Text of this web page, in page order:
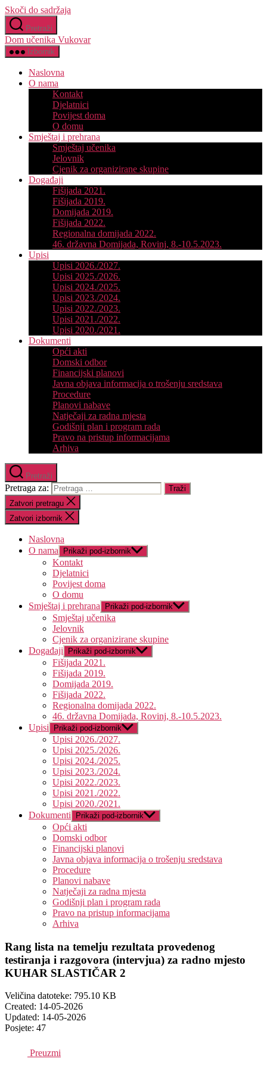
Skoči do sadržaja
Pretraži
Dom učenika Vukovar
Izbornik
Naslovna
O nama
Kontakt
Djelatnici
Povijest doma
O domu
Smještaj i prehrana
Smještaj učenika
Jelovnik
Cjenik za organizirane skupine
Događaji
Fišijada 2021.
Fišijada 2019.
Domijada 2019.
Fišijada 2022.
Regionalna domijada 2022.
46. državna Domijada, Rovinj, 8.-10.5.2023.
Upisi
Upisi 2026./2027.
Upisi 2025./2026.
Upisi 2024./2025.
Upisi 2023./2024.
Upisi 2022./2023.
Upisi 2021./2022.
Upisi 2020./2021.
Dokumenti
Opći akti
Domski odbor
Financijski planovi
Javna objava informacija o trošenju sredstava
Procedure
Planovi nabave
Natječaji za radna mjesta
Godišnji plan i program rada
Pravo na pristup informacijama
Arhiva
Pretraži
Pretraga za:
Zatvori pretragu
Zatvori izbornik
Naslovna
O nama
Prikaži pod-izbornik
Kontakt
Djelatnici
Povijest doma
O domu
Smještaj i prehrana
Prikaži pod-izbornik
Smještaj učenika
Jelovnik
Cjenik za organizirane skupine
Događaji
Prikaži pod-izbornik
Fišijada 2021.
Fišijada 2019.
Domijada 2019.
Fišijada 2022.
Regionalna domijada 2022.
46. državna Domijada, Rovinj, 8.-10.5.2023.
Upisi
Prikaži pod-izbornik
Upisi 2026./2027.
Upisi 2025./2026.
Upisi 2024./2025.
Upisi 2023./2024.
Upisi 2022./2023.
Upisi 2021./2022.
Upisi 2020./2021.
Dokumenti
Prikaži pod-izbornik
Opći akti
Domski odbor
Financijski planovi
Javna objava informacija o trošenju sredstava
Procedure
Planovi nabave
Natječaji za radna mjesta
Godišnji plan i program rada
Pravo na pristup informacijama
Arhiva
Rang lista na temelju rezultata provedenog
testiranja i razgovora (intervjua) za radno mjesto
KUHAR SLASTIČAR 2
Veličina datoteke: 795.10 KB
Created: 14-05-2026
Updated: 14-05-2026
Posjete: 47
Preuzmi